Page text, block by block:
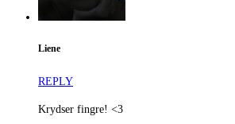
Liene
REPLY
Krydser fingre! <3